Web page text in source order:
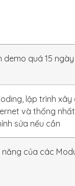
quá 15
lập trình xây
và thống
sửa nếu cần
của các